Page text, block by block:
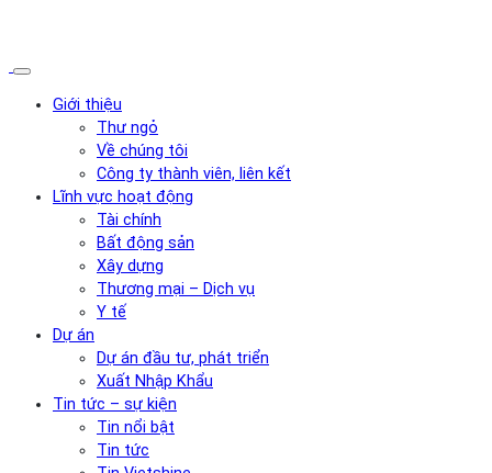
Giới thiệu
Thư ngỏ
Về chúng tôi
Công ty thành viên, liên kết
Lĩnh vực hoạt động
Tài chính
Bất động sản
Xây dựng
Thương mại – Dịch vụ
Y tế
Dự án
Dự án đầu tư, phát triển
Xuất Nhập Khẩu
Tin tức – sự kiện
Tin nổi bật
Tin tức